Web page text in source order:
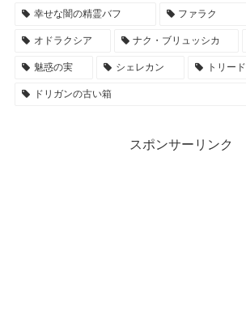
幸せな闇の精霊バフ ファラク
オドラクシア ナク・ブリュッシカ
魅惑の実 シェレカン トリード
ドリガンの古い箱
スポンサーリンク